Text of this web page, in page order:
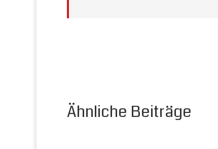
Ähnliche Beiträge